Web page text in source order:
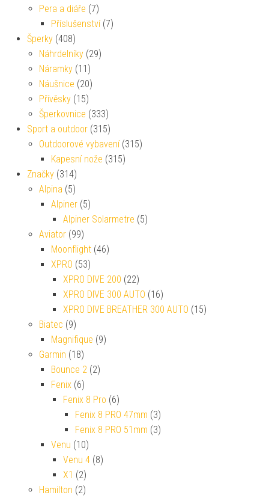
Pera a diáře (7)
Příslušenství (7)
Šperky (408)
Náhrdelníky (29)
Náramky (11)
Náušnice (20)
Přívěsky (15)
Šperkovnice (333)
Sport a outdoor (315)
Outdoorové vybavení (315)
Kapesní nože (315)
Značky (314)
Alpina (5)
Alpiner (5)
Alpiner Solarmetre (5)
Aviator (99)
Moonflight (46)
XPRO (53)
XPRO DIVE 200 (22)
XPRO DIVE 300 AUTO (16)
XPRO DIVE BREATHER 300 AUTO (15)
Biatec (9)
Magnifique (9)
Garmin (18)
Bounce 2 (2)
Fenix (6)
Fenix 8 Pro (6)
Fenix 8 PRO 47mm (3)
Fenix 8 PRO 51mm (3)
Venu (10)
Venu 4 (8)
X1 (2)
Hamilton (2)